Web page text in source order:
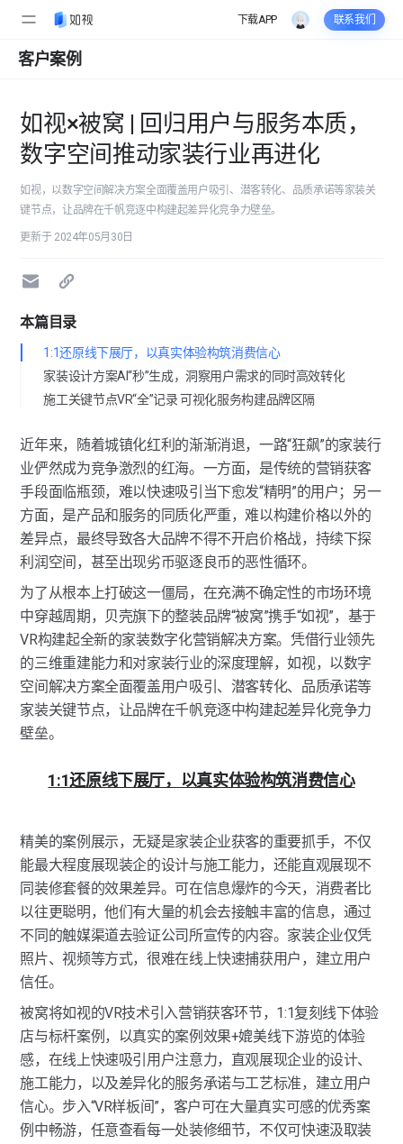
下载APP 联系我们
客户案例
如视×被窝 | 回归用户与服务本质，
数字空间推动家装行业再进化
如视，以数字空间解决方案全面覆盖用户吸引、潜客转化、品质承诺等家装关
键节点，让品牌在千帆竞逐中构建起差异化竞争力壁垒。
更新于 2024年05月30日
本篇目录
1:1还原线下展厅，以真实体验构筑消费信心
家装设计方案AI“秒”生成，洞察用户需求的同时高效转化
施工关键节点VR“全”记录 可视化服务构建品牌区隔
近年来，随着城镇化红利的渐渐消退，一路“狂飙”的家装行
业俨然成为竞争激烈的红海。一方面，是传统的营销获客
手段面临瓶颈，难以快速吸引当下愈发“精明”的用户；另一
方面，是产品和服务的同质化严重，难以构建价格以外的
差异点，最终导致各大品牌不得不开启价格战，持续下探
利润空间，甚至出现劣币驱逐良币的恶性循环。
为了从根本上打破这一僵局，在充满不确定性的市场环境
中穿越周期，贝壳旗下的整装品牌“被窝”携手“如视”，基于
VR构建起全新的家装数字化营销解决方案。凭借行业领先
的三维重建能力和对家装行业的深度理解，如视，以数字
空间解决方案全面覆盖用户吸引、潜客转化、品质承诺等
家装关键节点，让品牌在千帆竞逐中构建起差异化竞争力
壁垒。
1:1还原线下展厅，以真实体验构筑消费信心
精美的案例展示，无疑是家装企业获客的重要抓手，不仅
能最大程度展现装企的设计与施工能力，还能直观展现不
同装修套餐的效果差异。可在信息爆炸的今天，消费者比
以往更聪明，他们有大量的机会去接触丰富的信息，通过
不同的触媒渠道去验证公司所宣传的内容。家装企业仅凭
照片、视频等方式，很难在线上快速捕获用户，建立用户
信任。
被窝将如视的VR技术引入营销获客环节，1:1复刻线下体验
店与标杆案例，以真实的案例效果+媲美线下游览的体验
感，在线上快速吸引用户注意力，直观展现企业的设计、
施工能力，以及差异化的服务承诺与工艺标准，建立用户
信心。步入“VR样板间”，客户可在大量真实可感的优秀案
例中畅游，任意查看每一处装修细节，不仅可快速汲取装